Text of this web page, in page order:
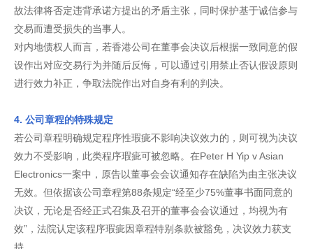
故法律将否定违背承诺方提出的矛盾主张，同时保护基于诚信参与
交易而遭受损失的当事人。
对内地债权人而言，若香港公司在董事会决议后根据一致同意的假
设作出对应交易行为并随后反悔，可以通过引用禁止否认假设原则
进行效力补正，争取法院作出对自身有利的判决。
4. 公司章程的特殊规定
若公司章程明确规定程序性瑕疵不影响决议效力的，则可视为决议
效力不受影响，此类程序瑕疵可被忽略。在Peter H Yip v Asian
Electronics一案中，原告以董事会会议通知存在缺陷为由主张决议
无效。但依据该公司章程第88条规定“经至少75%董事书面同意的
决议，无论是否经正式召集及召开的董事会会议通过，均视为有
效”，法院认定该程序瑕疵因章程特别条款被豁免，决议效力获支